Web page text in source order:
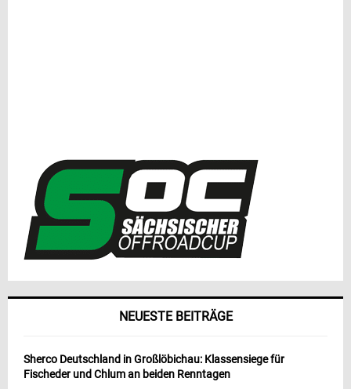
NEUESTE BEITRÄGE
Sherco Deutschland in Großlöbichau: Klassensiege für
Fischeder und Chlum an beiden Renntagen